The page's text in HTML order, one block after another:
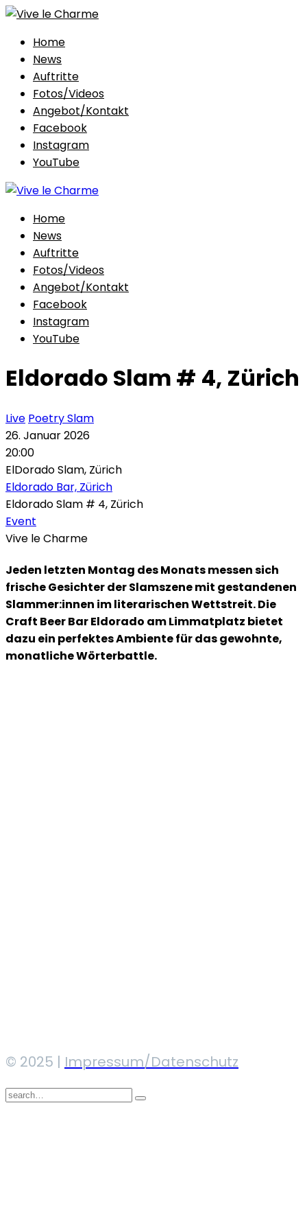
Home
News
Auftritte
Fotos/Videos
Angebot/Kontakt
Facebook
Instagram
YouTube
Home
News
Auftritte
Fotos/Videos
Angebot/Kontakt
Facebook
Instagram
YouTube
Eldorado Slam # 4, Zürich
Live Poetry Slam
26. Januar 2026
20:00
ElDorado Slam, Zürich
Eldorado Bar, Zürich
Eldorado Slam # 4, Zürich
Event
Vive le Charme
Jeden letzten Montag des Monats messen sich
frische Gesichter der Slamszene mit gestandenen
Slammer:innen im literarischen Wettstreit. Die
Craft Beer Bar Eldorado am Limmatplatz bietet
dazu ein perfektes Ambiente für das gewohnte,
monatliche Wörterbattle.
© 2025 | Impressum/Datenschutz